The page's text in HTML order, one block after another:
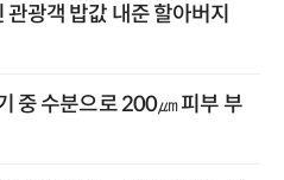
광객 밥값 내준 할아버지
중 수분으로 200㎛ 피부 부